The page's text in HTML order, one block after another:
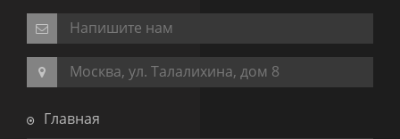
Напишите нам
Москва, ул. Талалихина, дом 8
Главная